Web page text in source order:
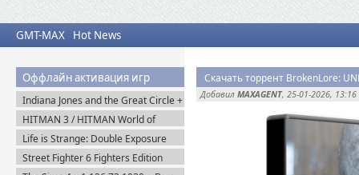
GMT-MAX Hot News
Оффлайн активация игр
Indiana Jones and the Great Circle +
The Order of Giants v.1.0.17.0
(2024) Пиратка
HITMAN 3 / HITMAN World of
Assassination v.3.270.1 + Все DLC
(2016-2021) Пиратка
Life is Strange: Double Exposure
(2024) Пиратка
Street Fighter 6 Fighters Edition
(2023) Steam-Rip
Скачать торрент BrokenLore:
Добавил MAXAGENT, 25-01-2026, 13:16